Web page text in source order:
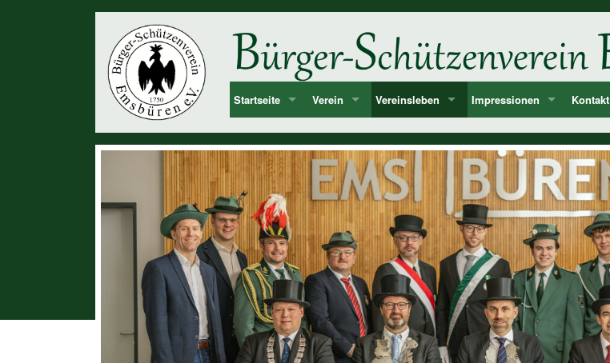
Startseite
Bekanntmachung & Termine
über uns
Dorf Emsbüren
Verein
Vorstand
Mitglieder
Junggesellen
Chronologie der Könige und Ämter
Vereinshistorie ab 1750
Vereinsleben
Unsere Feste und Veranstaltungen
Musik - Lieder - passende Worte PANIK-Orchester
Impressionen
2026
2024
2023
2022
2021
2020
Kontakt